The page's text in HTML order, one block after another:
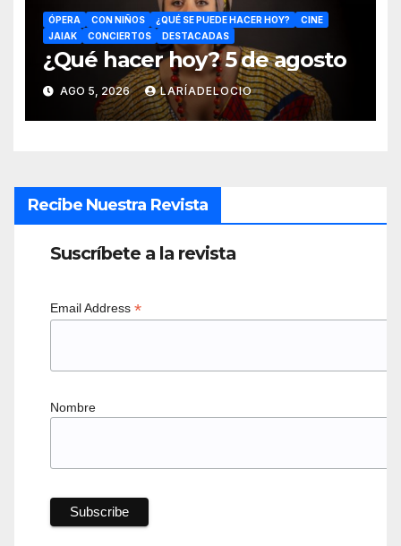
ÓPERA CON NIÑOS ¿QUÉ SE PUEDE HACER HOY?
CINE
JAIAK
CONCIERTOS DESTACADAS
¿Qué hacer hoy? 5 de agosto
AGO 5, 2026 LARÍADELOCIO
Recibe Nuestra Revista
Suscríbete a la revista
Email Address *
Nombre